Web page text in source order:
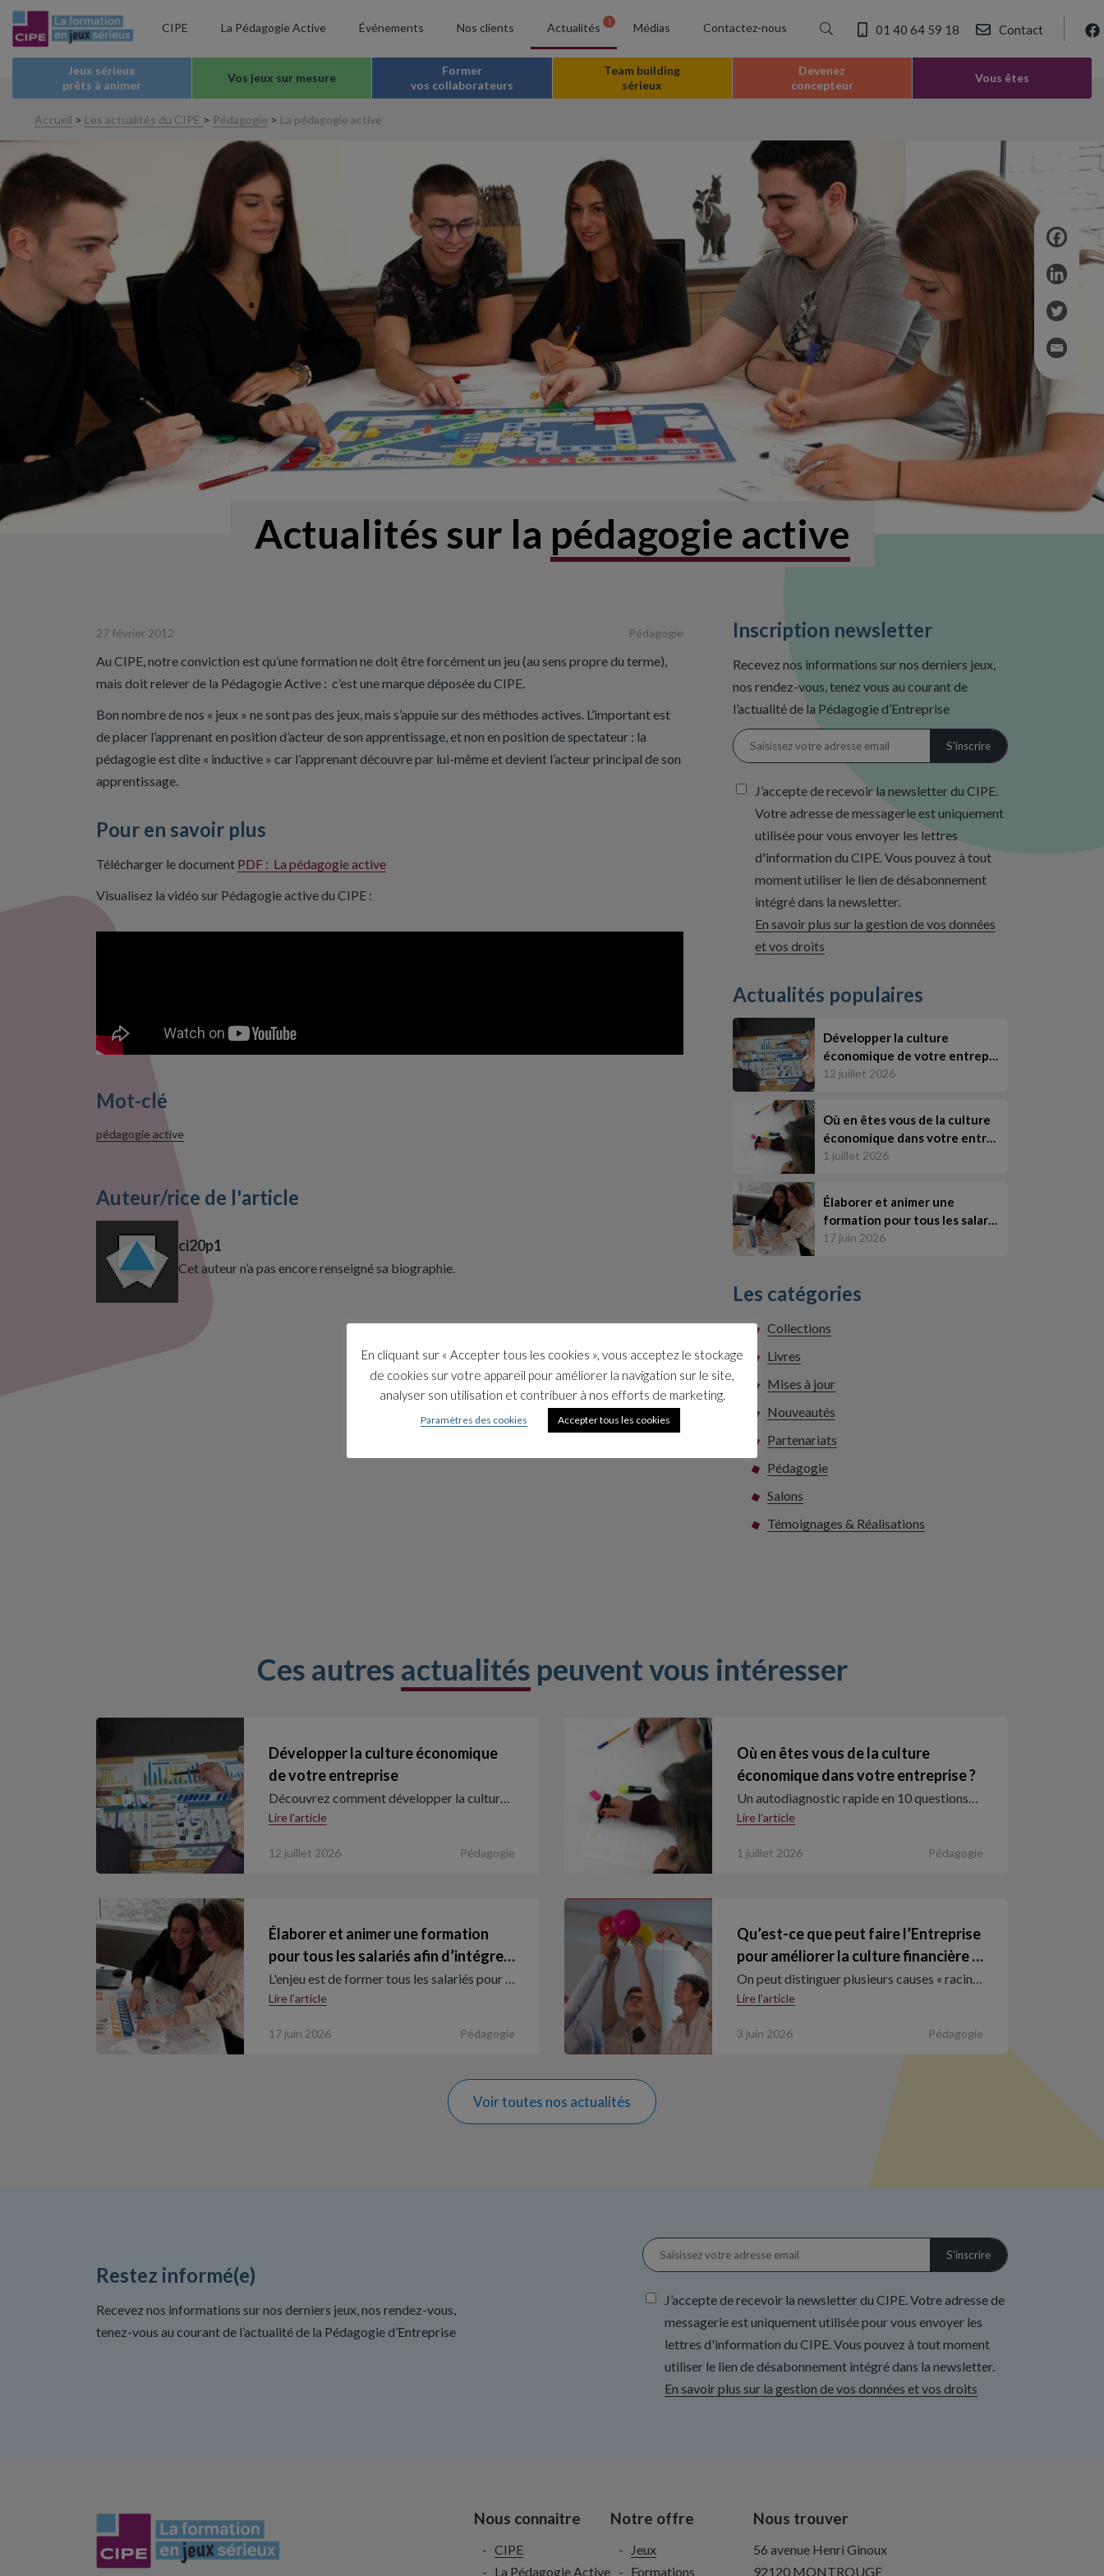
CIPE La Pédagogie Active Événements Nos clients Actualités 1 Médias Contactez-nous 01 40 64 59 18 Contact
Jeux sérieux
prêts à animer
Vos jeux sur mesure
Former
vos collaborateurs
Team building
sérieux
Devenez
concepteur
Vous êtes
Accueil > Les actualités du CIPE > Pédagogie > La pédagogie active
Actualités sur la pédagogie active
27 février 2012 Pédagogie
Au CIPE, notre conviction est qu’une formation ne doit être forcément un jeu (au sens propre du terme),
mais doit relever de la Pédagogie Active : c’est une marque déposée du CIPE.
Bon nombre de nos « jeux » ne sont pas des jeux, mais s’appuie sur des méthodes actives. L’important est
de placer l’apprenant en position d’acteur de son apprentissage, et non en position de spectateur : la
pédagogie est dite « inductive » car l’apprenant découvre par lui-même et devient l’acteur principal de son
apprentissage.
Pour en savoir plus
Télécharger le document PDF : La pédagogie active
Visualisez la vidéo sur Pédagogie active du CIPE :
Mot-clé
pédagogie active
Auteur/rice de l'article
ci20p1
Cet auteur n’a pas encore renseigné sa biographie.
Inscription newsletter
Recevez nos informations sur nos derniers jeux,
nos rendez-vous, tenez vous au courant de
l’actualité de la Pédagogie d’Entreprise
J’accepte de recevoir la newsletter du CIPE.
Votre adresse de messagerie est uniquement
utilisée pour vous envoyer les lettres
d'information du CIPE. Vous pouvez à tout
moment utiliser le lien de désabonnement
intégré dans la newsletter.
En savoir plus sur la gestion de vos données
et vos droits
Actualités populaires
Développer la culture
économique de votre entrep…
12 juillet 2026
Où en êtes vous de la culture
économique dans votre entr…
1 juillet 2026
Élaborer et animer une
formation pour tous les salar…
17 juin 2026
Les catégories
Collections
Livres
Mises à jour
Nouveautés
Partenariats
Pédagogie
Salons
Témoignages & Réalisations
Ces autres actualités peuvent vous intéresser
Développer la culture économique
de votre entreprise
Découvrez comment développer la cultur…
Lire l'article
12 juillet 2026 Pédagogie
Où en êtes vous de la culture
économique dans votre entreprise ?
Un autodiagnostic rapide en 10 questions…
Lire l'article
1 juillet 2026 Pédagogie
Élaborer et animer une formation
pour tous les salariés afin d’intégre…
L'enjeu est de former tous les salariés pour …
Lire l'article
17 juin 2026 Pédagogie
Qu’est-ce que peut faire l’Entreprise
pour améliorer la culture financière …
On peut distinguer plusieurs causes « racin…
Lire l'article
3 juin 2026 Pédagogie
Voir toutes nos actualités
Restez informé(e)
Recevez nos informations sur nos derniers jeux, nos rendez-vous,
tenez-vous au courant de l’actualité de la Pédagogie d’Entreprise
J’accepte de recevoir la newsletter du CIPE. Votre adresse de
messagerie est uniquement utilisée pour vous envoyer les
lettres d'information du CIPE. Vous pouvez à tout moment
utiliser le lien de désabonnement intégré dans la newsletter.
En savoir plus sur la gestion de vos données et vos droits
Nous connaitre
CIPE
La Pédagogie Active
Notre offre
Jeux
Formations
Nous trouver
56 avenue Henri Ginoux
92120 MONTROUGE
En cliquant sur « Accepter tous les cookies », vous acceptez le stockage
de cookies sur votre appareil pour améliorer la navigation sur le site,
analyser son utilisation et contribuer à nos efforts de marketing.
Paramètres des cookies Accepter tous les cookies